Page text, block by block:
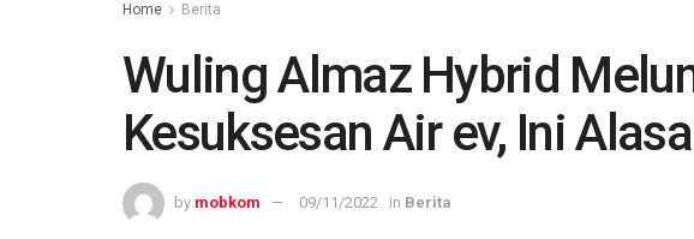
Home Berita
Wuling Almaz Hybrid
Kesuksesan Air ev, Ini
by mobkom 09/11/2022 in Berita